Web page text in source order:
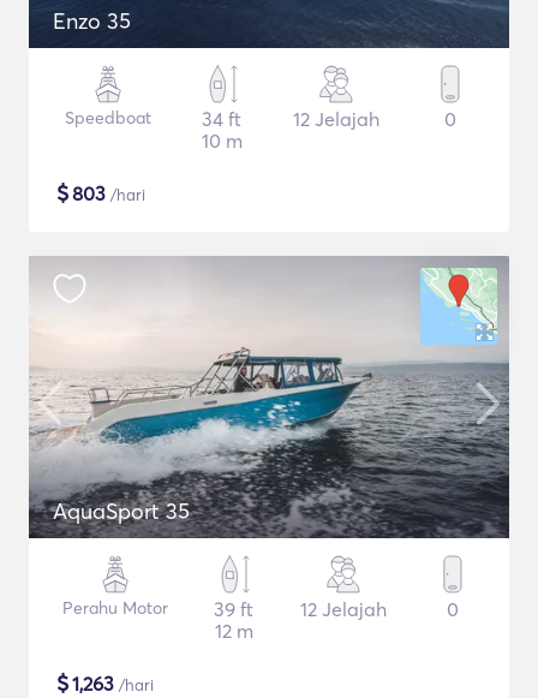
Enzo 35
Speedboat
34 ft
10 m
12 Jelajah 0
$803 /hari
AquaSport 35
Perahu Motor
39 ft
12 m
12 Jelajah 0
$1,263 /hari